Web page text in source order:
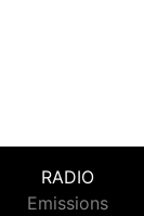
RADIO
Emissions